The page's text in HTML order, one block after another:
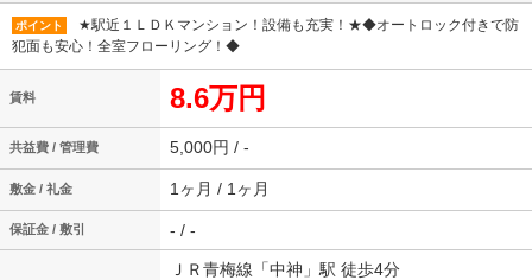
ポイント
★駅近１ＬＤＫマンション！設備も充実！★◆オートロック付きで防
犯面も安心！全室フローリング！◆
賃料 8.6万円
共益費 / 管理費 5,000円 / -
敷金 / 礼金 1ヶ月 / 1ヶ月
保証金 / 敷引 - / -
ＪＲ青梅線「中神」駅 徒歩4分